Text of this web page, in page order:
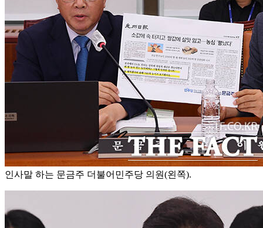
인사말 하는 문금주 더불어민주당 의원(왼쪽).